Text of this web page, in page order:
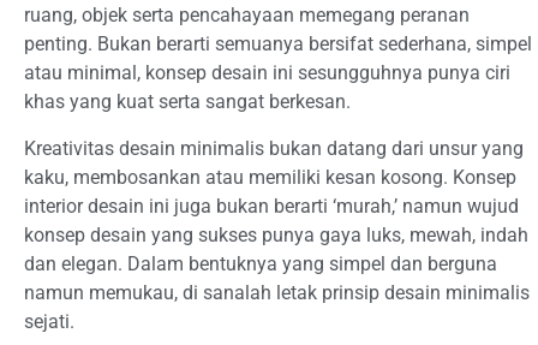
ruang, objek serta pencahayaan memegang peranan
penting. Bukan berarti semuanya bersifat sederhana, simpel
atau minimal, konsep desain ini sesungguhnya punya ciri
khas yang kuat serta sangat berkesan.
Kreativitas desain minimalis bukan datang dari unsur yang
kaku, membosankan atau memiliki kesan kosong. Konsep
interior desain ini juga bukan berarti ‘murah,’ namun wujud
konsep desain yang sukses punya gaya luks, mewah, indah
dan elegan. Dalam bentuknya yang simpel dan berguna
namun memukau, di sanalah letak prinsip desain minimalis
sejati.